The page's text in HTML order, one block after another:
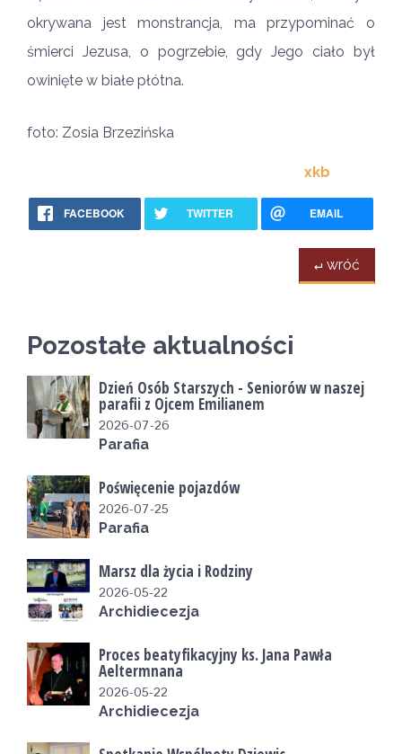
okrywana jest monstrancja, ma przypominać o
śmierci Jezusa, o pogrzebie, gdy Jego ciało był
owinięte w białe płótna.
foto: Zosia Brzezińska
xkb
FACEBOOK TWITTER EMAIL
↵ wróć
Pozostałe aktualności
Dzień Osób Starszych - Seniorów w naszej
parafii z Ojcem Emilianem
2026-07-26
Parafia
Poświęcenie pojazdów
2026-07-25
Parafia
Marsz dla życia i Rodziny
2026-05-22
Archidiecezja
Proces beatyfikacyjny ks. Jana Pawła
Aeltermnana
2026-05-22
Archidiecezja